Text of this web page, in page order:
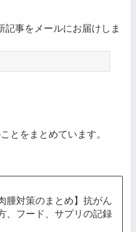
記事をメールにお届けしま
とをまとめています。
腫対策のまとめ】抗がん
、フード、サプリの記録